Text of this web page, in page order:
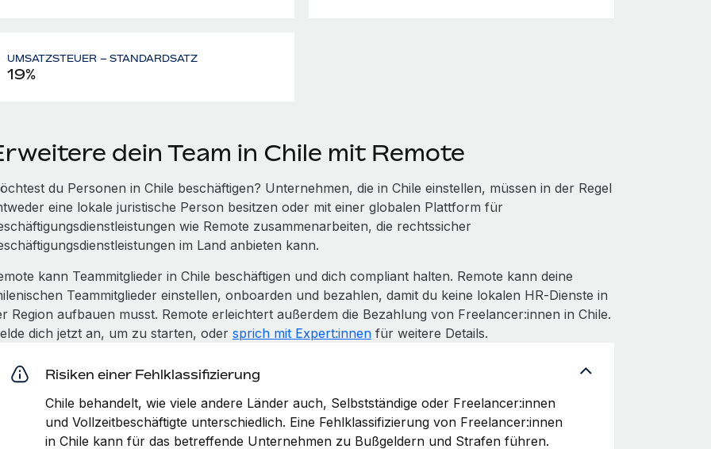
UMSATZSTEUER – STANDARDSATZ
19%
dein Team in Chile mit Remote
du Personen in Chile beschäftigen? Unternehmen, die in Chile einstellen, müssen in der Regel
eine lokale juristische Person besitzen oder mit einer globalen Plattform für
wie Remote zusammenarbeiten, die rechtssicher
im Land anbieten kann.
kann Teammitglieder in Chile beschäftigen und dich compliant halten. Remote kann deine
Teammitglieder einstellen, onboarden und bezahlen, damit du keine lokalen HR‑Dienste in
Region aufbauen musst. Remote erleichtert außerdem die Bezahlung von Freelancer:innen in Chile.
dich jetzt an, um zu starten, oder sprich mit Expert:innenfür weitere Details.
Risiken einer Fehlklassifizierung
Chile behandelt, wie viele andere Länder auch, Selbstständige oder Freelancer:innen
und Vollzeitbeschäftigte unterschiedlich. Eine Fehlklassifizierung von Freelancer:innen
in Chile kann für das betreffende Unternehmen zu Bußgeldern und Strafen führen.